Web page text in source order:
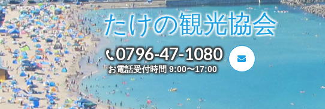
たけの観光協会
0796-47-1080
お電話受付時間 9:00〜17:00